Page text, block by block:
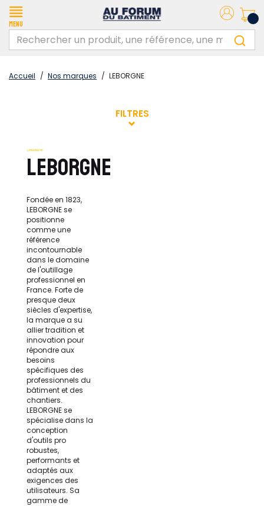
Menu
Accueil / Nos marques / LEBORGNE
FILTRES
LEBORGNE
Fondée en 1823,
LEBORGNE se
positionne
comme une
référence
incontournable
dans le domaine
de l'outillage
professionnel en
France. Forte de
presque deux
siècles d'expertise,
la marque a su
allier tradition et
innovation pour
répondre aux
besoins
spécifiques des
professionnels du
bâtiment et des
chantiers.
LEBORGNE se
spécialise dans la
conception
d'outils pro
robustes,
performants et
adaptés aux
exigences des
utilisateurs. Sa
gamme de